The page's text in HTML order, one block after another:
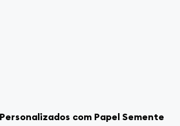
com Papel Semente